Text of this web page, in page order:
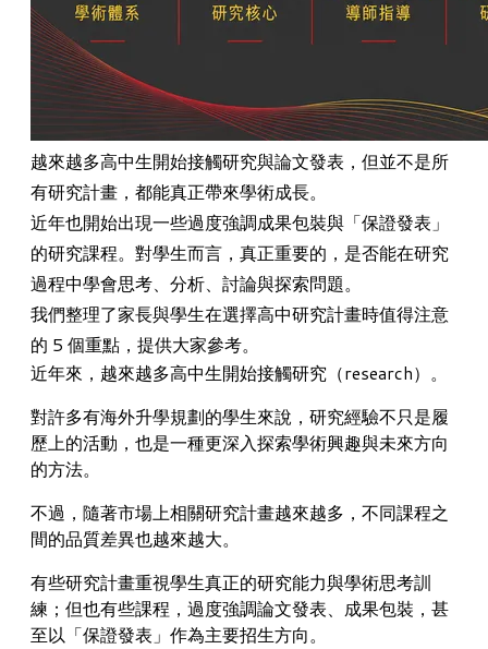
越來越多高中生開始接觸研究與論文發表，但並不是所
有研究計畫，都能真正帶來學術成長。
近年也開始出現一些過度強調成果包裝與「保證發表」
的研究課程。對學生而言，真正重要的，是否能在研究
過程中學會思考、分析、討論與探索問題。
我們整理了家長與學生在選擇高中研究計畫時值得注意
的 5 個重點，提供大家參考。
近年來，越來越多高中生開始接觸研究（research）。
對許多有海外升學規劃的學生來說，研究經驗不只是履
歷上的活動，也是一種更深入探索學術興趣與未來方向
的方法。
不過，隨著市場上相關研究計畫越來越多，不同課程之
間的品質差異也越來越大。
有些研究計畫重視學生真正的研究能力與學術思考訓
練；但也有些課程，過度強調論文發表、成果包裝，甚
至以「保證發表」作為主要招生方向。